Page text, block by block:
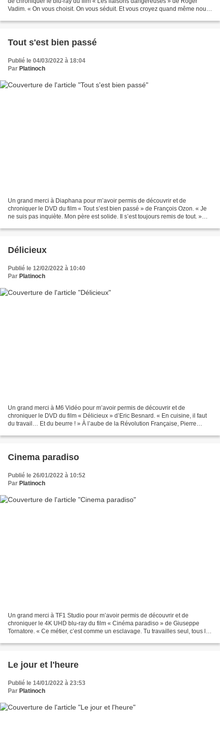
Vadim. « On vous choisit. On vous séduit. Et vous croyez quand même nous
Tout s'est bien passé
Publié le 04/03/2022 à 18:04
Par Platinoch
Un grand merci à Diaphana pour m’avoir permis de découvrir et de
chroniquer le DVD du film « Tout s’est bien passé » de François Ozon. « Je
ne suis pas inquiète. Mon père est solide. Il s’est toujours remis de tout. »
Délicieux
Publié le 12/02/2022 à 10:40
Par Platinoch
Un grand merci à M6 Vidéo pour m’avoir permis de découvrir et de
chroniquer le DVD du film « Délicieux » d’Eric Besnard. « En cuisine, il faut
du travail… Et du beurre ! » À l’aube de la Révolution Française, Pierre
Cinema paradiso
Publié le 26/01/2022 à 10:52
Par Platinoch
Un grand merci à TF1 Studio pour m’avoir permis de découvrir et de
chroniquer le 4K UHD blu-ray du film « Cinéma paradiso » de Giuseppe
Tornatore. « Ce métier, c’est comme un esclavage. Tu travailles seul, tous les
Le jour et l'heure
Publié le 14/01/2022 à 23:53
Par Platinoch